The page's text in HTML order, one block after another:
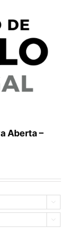
Aberta –

